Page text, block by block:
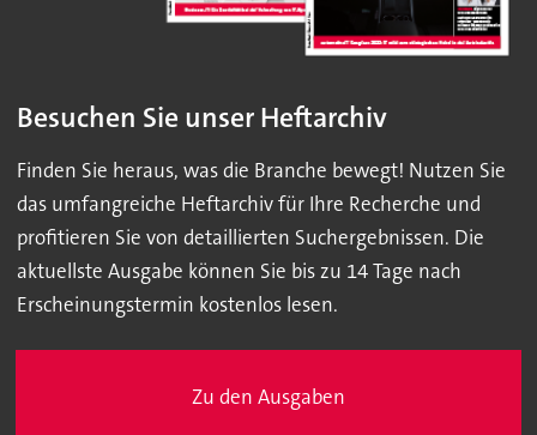
Besuchen Sie unser Heftarchiv
Finden Sie heraus, was die Branche bewegt! Nutzen Sie
das umfangreiche Heftarchiv für Ihre Recherche und
profitieren Sie von detaillierten Suchergebnissen. Die
aktuellste Ausgabe können Sie bis zu 14 Tage nach
Erscheinungstermin kostenlos lesen.
Zu den Ausgaben